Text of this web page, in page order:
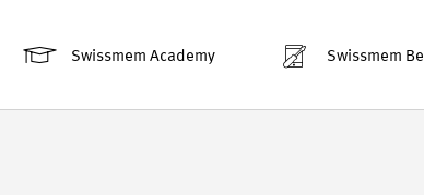
Swissmem Academy Swissmem